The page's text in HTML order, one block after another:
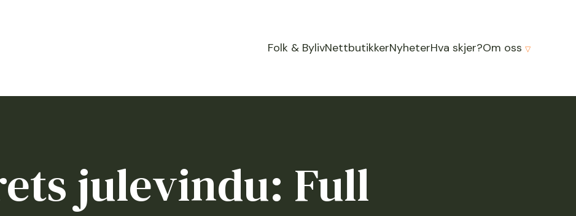
Folk & BylivNettbutikkerNyheterHva skjer?Om oss
julevindu: Full